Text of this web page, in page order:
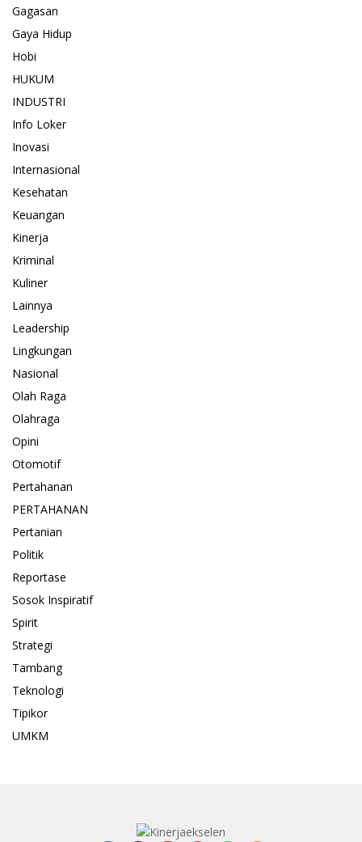
Gagasan
Gaya Hidup
Hobi
HUKUM
INDUSTRI
Info Loker
Inovasi
Internasional
Kesehatan
Keuangan
Kinerja
Kriminal
Kuliner
Lainnya
Leadership
Lingkungan
Nasional
Olah Raga
Olahraga
Opini
Otomotif
Pertahanan
PERTAHANAN
Pertanian
Politik
Reportase
Sosok Inspiratif
Spirit
Strategi
Tambang
Teknologi
Tipikor
UMKM